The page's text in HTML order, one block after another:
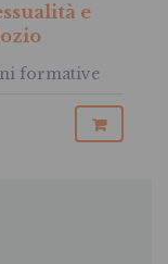
e
formative